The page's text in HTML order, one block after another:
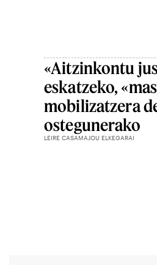
«Aitzinkontu
eskatzeko,
mobilizatzera
ostegunerako
LEIRE CASAMAJOU ELKEGARAI